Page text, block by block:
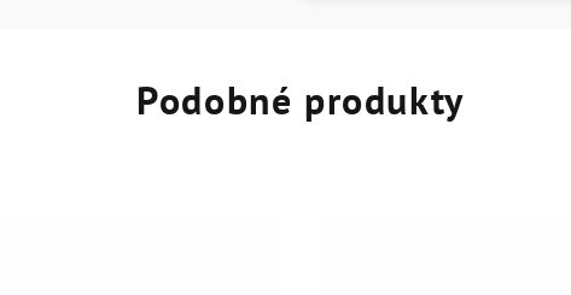
Podobné produkty